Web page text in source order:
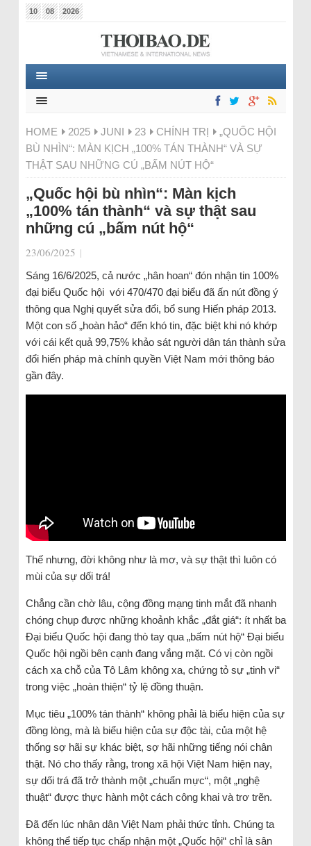
10 08 2026
HOME 2025 JUNI 23 CHÍNH TRỊ
„QUỐC HỘI
BÙ NHÌN“: MÀN KỊCH „100% TÁN THÀNH“ VÀ SỰ
THẬT SAU NHỮNG CÚ „BẤM NÚT HỘ“
„Quốc hội bù nhìn“: Màn kịch
„100% tán thành“ và sự thật sau
những cú „bấm nút hộ“
23/06/2025 |
Sáng 16/6/2025, cả nước „hân hoan“ đón nhận tin 100%
đại biểu Quốc hội với 470/470 đại biểu đã ấn nút đồng ý
thông qua Nghị quyết sửa đổi, bổ sung Hiến pháp 2013.
Một con số „hoàn hảo“ đến khó tin, đặc biệt khi nó khớp
với cái kết quả 99,75% khảo sát người dân tán thành sửa
đổi hiến pháp mà chính quyền Việt Nam mới thông báo
gần đây.
Thế nhưng, đời không như là mơ, và sự thật thì luôn có
mùi của sự dối trá!
Chẳng cần chờ lâu, cộng đồng mạng tinh mắt đã nhanh
chóng chụp được những khoảnh khắc „đắt giá“: ít nhất ba
Đại biểu Quốc hội đang thò tay qua „bấm nút hộ“ Đại biểu
Quốc hội ngồi bên cạnh đang vắng mặt. Có vị còn ngồi
cách xa chỗ của Tô Lâm không xa, chứng tỏ sự „tinh vi“
trong việc „hoàn thiện“ tỷ lệ đồng thuận.
Mục tiêu „100% tán thành“ không phải là biểu hiện của sự
đồng lòng, mà là biểu hiện của sự độc tài, của một hệ
thống sợ hãi sự khác biệt, sợ hãi những tiếng nói chân
thật. Nó cho thấy rằng, trong xã hội Việt Nam hiện nay,
sự dối trá đã trở thành một „chuẩn mực“, một „nghệ
thuật“ được thực hành một cách công khai và trơ trẽn.
Đã đến lúc nhân dân Việt Nam phải thức tỉnh. Chúng ta
không thể tiếp tục chấp nhận một „Quốc hội“ chỉ là sân